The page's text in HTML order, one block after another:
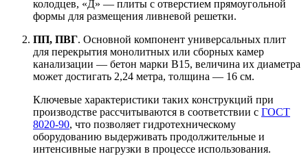
колодцев, «Д» — плиты с отверстием прямоугольной
формы для размещения ливневой решетки.
ПП, ПВГ. Основной компонент универсальных плит
для перекрытия монолитных или сборных камер
канализации — бетон марки В15, величина их диаметра
может достигать 2,24 метра, толщина — 16 см.
Ключевые характеристики таких конструкций при
производстве рассчитываются в соответствии с ГОСТ
8020-90, что позволяет гидротехническому
оборудованию выдерживать продолжительные и
интенсивные нагрузки в процессе использования.